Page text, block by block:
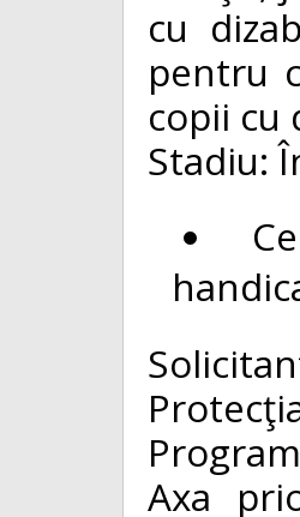
cu
pentru
copii cu
Stadiu:
Axa